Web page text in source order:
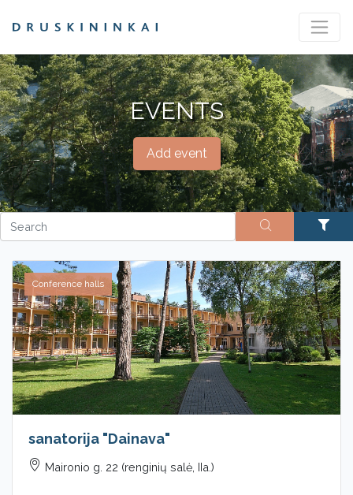
EVENTS
Add event
Conference halls
sanatorija "Dainava"
Maironio g. 22 (renginių salė, IIa.)